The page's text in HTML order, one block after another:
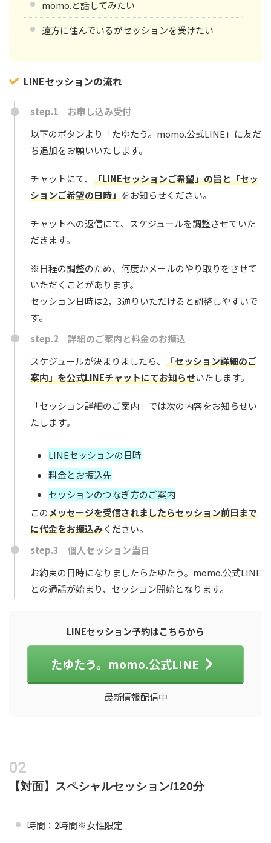
momo.と話してみたい
遠方に住んでいるがセッションを受けたい
LINEセッションの流れ
step.1 お申し込み受付
以下のボタンより「たゆたう。momo.公式LINE」に友だ
ち追加をお願いいたします。
チャットにて、 「LINEセッションご希望」の旨と「セッ
ションご希望の日時」をお知らせください。
チャットへの返信にて、スケジュールを調整させていた
だきます。
※日程の調整のため、何度かメールのやり取りをさせて
いただくことがあります。
セッション日時は2，3通りいただけると調整しやすいで
す。
step.2 詳細のご案内と料金のお振込
スケジュールが決まりましたら、 「セッション詳細のご
案内」を公式LINEチャットにてお知らせいたします。
「セッション詳細のご案内」では次の内容をお知らせい
たします。
LINEセッションの日時
料金とお振込先
セッションのつなぎ方のご案内
このメッセージを受信されましたらセッション前日まで
に代金をお振込みください。
step.3 個人セッション当日
お約束の日時になりましたらたゆたう。momo.公式LINE
との通話が始まり、セッション開始となります。
LINEセッション予約はこちらから
たゆたう。momo.公式LINE
最新情報配信中
【対面】スペシャルセッション/120分
時間：2時間※女性限定